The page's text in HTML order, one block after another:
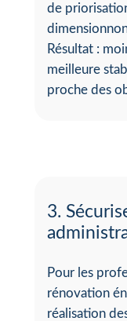
de
Résultat :
meilleure
proche des
3.
Pour les
rénovation
réalisation